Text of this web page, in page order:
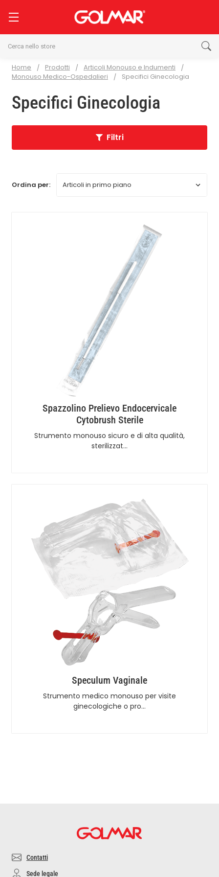
Home Prodotti
Articoli Monouso e Indumenti
Monouso Medico-Ospedalieri
Specifici Ginecologia
Specifici Ginecologia
Filtri
Ordina per:
Spazzolino Prelievo Endocervicale
Cytobrush Sterile
Strumento monouso sicuro e di alta qualità,
sterilizzat…
Speculum Vaginale
Strumento medico monouso per visite
ginecologiche o pro…
Contatti
Sede legale